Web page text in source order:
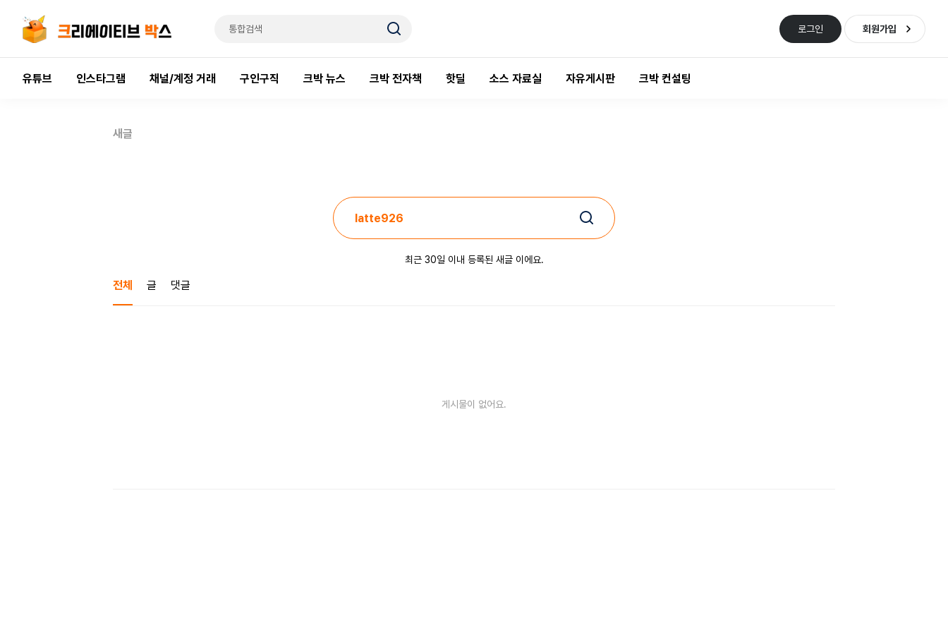
로그인 회원가입
유튜브 인스타그램 채널/계정 거래 구인구직 크박 뉴스 크박 전자책 핫딜 소스 자료실 자유게시판 크박 컨설팅
새글
최근 30일 이내 등록된 새글 이에요.
전체 글 댓글
게시물이 없어요.